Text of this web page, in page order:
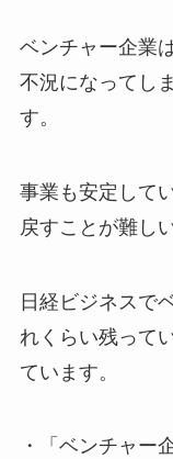
ベンチャー企業
不況になってし
す。
事業も安定して
戻すことが難し
日経ビジネスで
れくらい残って
ています。
・「ベンチャー